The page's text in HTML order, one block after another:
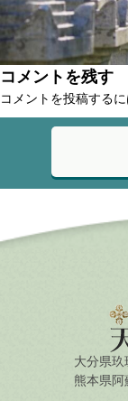
コメントを残す
コメントを投稿するに
大分県玖
熊本県阿